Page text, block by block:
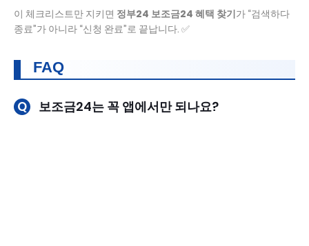
이 체크리스트만 지키면 정부24 보조금24 혜택 찾기가 “검색하다
종료”가 아니라 “신청 완료”로 끝납니다. ✅
FAQ
Q 보조금24는 꼭 앱에서만 되나요?